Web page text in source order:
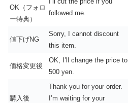
OK（フォロ
ー特典）
followed me.
値下げNG
Sorry, I cannot discount
this item.
価格変更後
OK, I’ll change the price to
500 yen.
購入後
Thank you for your order.
I’m waiting for your